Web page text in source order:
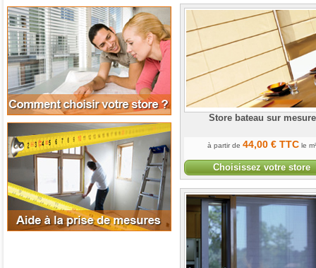
Comment choisir votre store
Store bateau sur mesure
à partir de 44,00 € TTC le m²
Choisissez votre store